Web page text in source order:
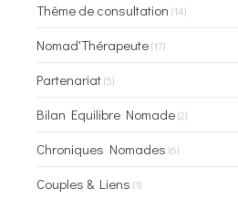
Thème de consultation (14)
Nomad'Thérapeute(17)
Partenariat(5)
Bilan Equilibre Nomade(2)
Chroniques Nomades (6)
Couples & Liens (1)